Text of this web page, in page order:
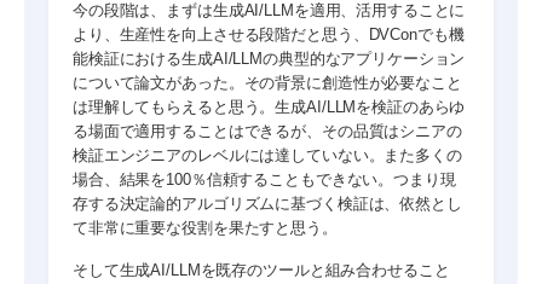
今の段階は、まずは生成AI/LLMを適用、活用することに
より、生産性を向上させる段階だと思う、DVConでも機
能検証における生成AI/LLMの典型的なアプリケーション
について論文があった。その背景に創造性が必要なこと
は理解してもらえると思う。生成AI/LLMを検証のあらゆ
る場面で適用することはできるが、その品質はシニアの
検証エンジニアのレベルには達していない。また多くの
場合、結果を100％信頼することもできない。つまり現
存する決定論的アルゴリズムに基づく検証は、依然とし
て非常に重要な役割を果たすと思う。
そして生成AI/LLMを既存のツールと組み合わせること